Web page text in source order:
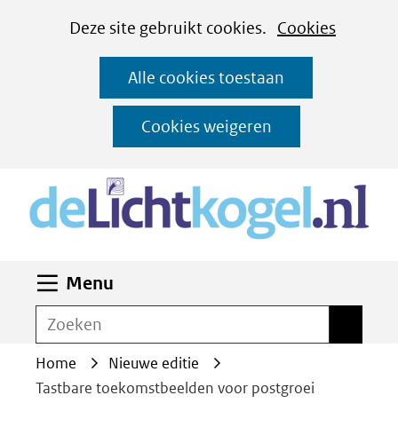
CookiesDeze site gebruikt cookies. Cookies
deze
worden
toegestaan
geweigerd.
Alle cookies toestaan
Cookies weigeren
Ga
naar
de
inhoud
Menu
Zoeken
Home
Nieuwe editie
Tastbare toekomstbeelden voor postgroei